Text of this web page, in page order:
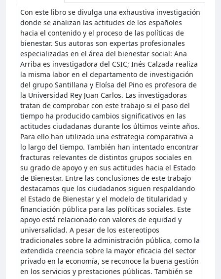
Con este libro se divulga una exhaustiva investigación
donde se analizan las actitudes de los españoles
hacia el contenido y el proceso de las políticas de
bienestar. Sus autoras son expertas profesionales
especializadas en el área del bienestar social: Ana
Arriba es investigadora del CSIC; Inés Calzada realiza
la misma labor en el departamento de investigación
del grupo Santillana y Eloísa del Pino es profesora de
la Universidad Rey Juan Carlos. Las investigadoras
tratan de comprobar con este trabajo si el paso del
tiempo ha producido cambios significativos en las
actitudes ciudadanas durante los últimos veinte años.
Para ello han utilizado una estrategia comparativa a
lo largo del tiempo. También han intentado encontrar
fracturas relevantes de distintos grupos sociales en
su grado de apoyo y en sus actitudes hacia el Estado
de Bienestar. Entre las conclusiones de este trabajo
destacamos que los ciudadanos siguen respaldando
el Estado de Bienestar y el modelo de titularidad y
financiación pública para las políticas sociales. Este
apoyo está relacionado con valores de equidad y
universalidad. A pesar de los estereotipos
tradicionales sobre la administración pública, como la
extendida creencia sobre la mayor eficacia del sector
privado en la economía, se reconoce la buena gestión
en los servicios y prestaciones públicas. También se